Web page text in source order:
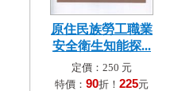
原住民族勞工職業
安全衛生知能探...
定價：250 元
特價： 90折！ 225元